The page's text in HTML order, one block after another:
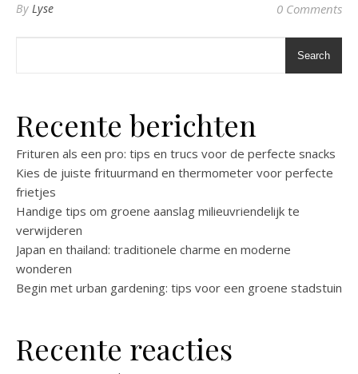
By Lyse 0 Comments
Search
Recente berichten
Frituren als een pro: tips en trucs voor de perfecte snacks
Kies de juiste frituurmand en thermometer voor perfecte
frietjes
Handige tips om groene aanslag milieuvriendelijk te
verwijderen
Japan en thailand: traditionele charme en moderne
wonderen
Begin met urban gardening: tips voor een groene stadstuin
Recente reacties